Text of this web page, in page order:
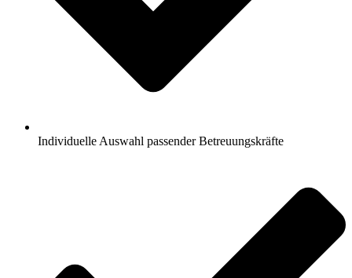
Individuelle Auswahl passender Betreuungskräfte